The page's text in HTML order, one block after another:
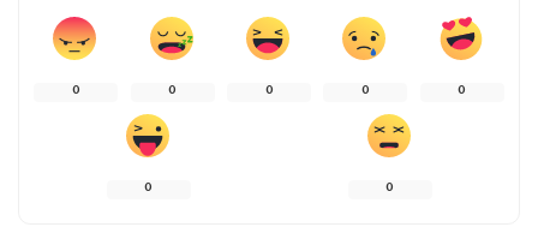
0
0
0
0
0
0
0